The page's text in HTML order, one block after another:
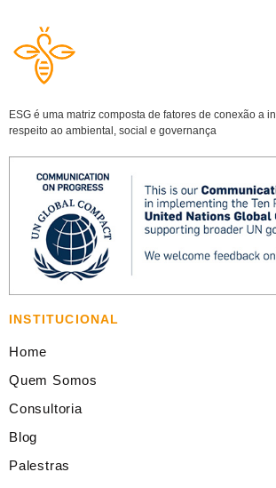
ESG é uma matriz composta de fatores de conexão a
respeito ao ambiental, social e governança
INSTITUCIONAL
Home
Quem Somos
Consultoria
Blog
Palestras